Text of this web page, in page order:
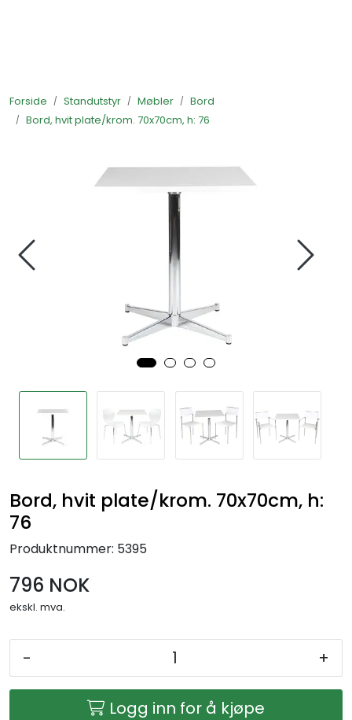
Forside Standutstyr Møbler
Bord
Bord, hvit plate/krom. 70x70cm, h: 76
Bord, hvit plate/krom. 70x70cm, h:
76
Produktnummer: 5395
796 NOK
ekskl. mva.
- +
Logg inn for å kjøpe
Standutstyr